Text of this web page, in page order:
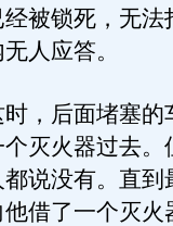
被锁死，无法
人应答。
，后面堵塞的
灭火器过去。
说没有。直到
借了一个灭火